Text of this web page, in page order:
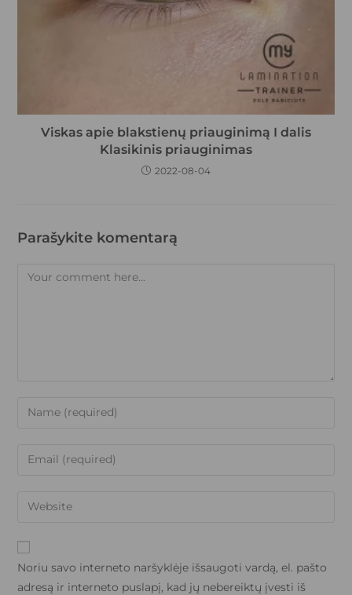
Viskas apie blakstienų priauginimą I dalis
Klasikinis priauginimas
2022-08-04
Parašykite komentarą
Noriu savo interneto naršyklėje išsaugoti vardą, el. pašto
adresą ir interneto puslapį, kad jų nebereiktų įvesti iš